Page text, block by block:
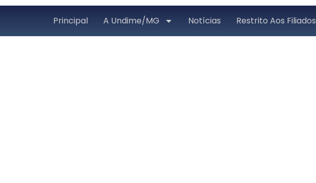
Principal A Undime/MG Notícias Restrito Aos Filiados